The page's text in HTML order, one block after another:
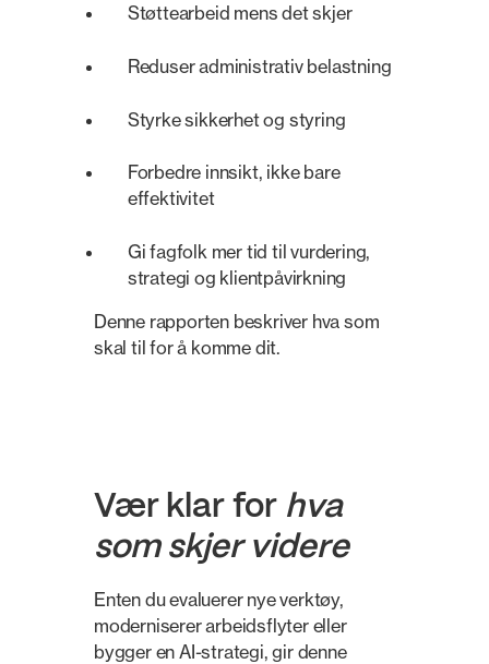
Støttearbeid mens det skjer
Reduser administrativ belastning
Styrke sikkerhet og styring
Forbedre innsikt, ikke bare
effektivitet
Gi fagfolk mer tid til vurdering,
strategi og klientpåvirkning
Denne rapporten beskriver hva som
skal til for å komme dit.
Vær klar for hva
som skjer videre
Enten du evaluerer nye verktøy,
moderniserer arbeidsflyter eller
bygger en AI-strategi, gir denne